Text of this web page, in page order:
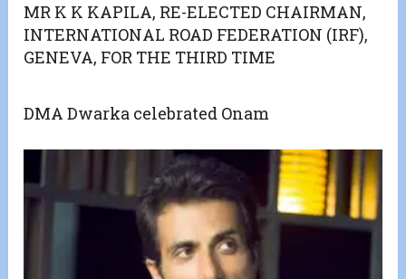
MR K K KAPILA, RE-ELECTED CHAIRMAN,
INTERNATIONAL ROAD FEDERATION (IRF),
GENEVA, FOR THE THIRD TIME
DMA Dwarka celebrated Onam